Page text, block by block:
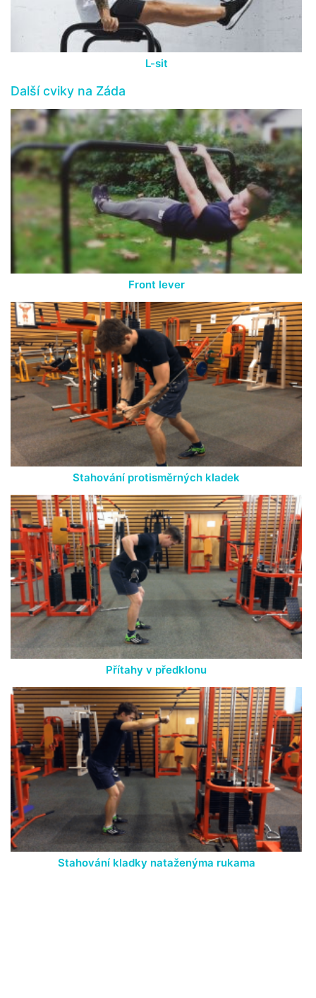
L-sit
Další cviky na Záda
Front lever
Stahování protisměrných kladek
Přítahy v předklonu
Stahování kladky nataženýma rukama